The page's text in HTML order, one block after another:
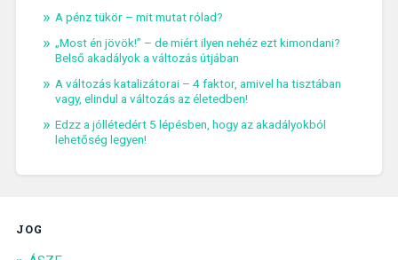
A pénz tükör – mit mutat rólad?
„Most én jövök!” – de miért ilyen nehéz ezt kimondani?
Belső akadályok a változás útjában
A változás katalizátorai – 4 faktor, amivel ha tisztában
vagy, elindul a változás az életedben!
Edzz a jóllétedért 5 lépésben, hogy az akadályokból
lehetőség legyen!
JOG